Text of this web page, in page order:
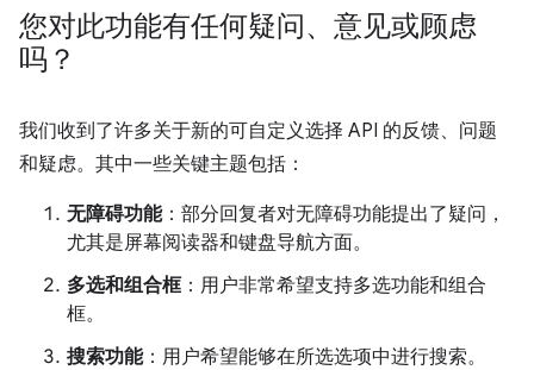
您对此功能有任何疑问、意见或顾虑
吗？
我们收到了许多关于新的可自定义选择 API 的反馈、问题
和疑虑。其中一些关键主题包括：
无障碍功能：部分回复者对无障碍功能提出了疑问，
尤其是屏幕阅读器和键盘导航方面。
多选和组合框：用户非常希望支持多选功能和组合
框。
搜索功能：用户希望能够在所选选项中进行搜索。